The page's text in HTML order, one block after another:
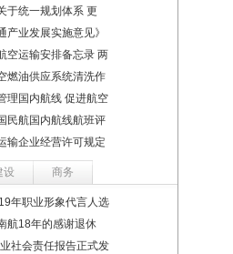
于统一规划体系 更
产业发展实施意见》
空运输安排备忘录 两
燃油供应系统清洗作
理国内航线 促进航空
民航国内航线航班评
输企业经营许可规定
设 商务
年职业形象代言人选
航18年的感谢退休
社会责任报告正式发